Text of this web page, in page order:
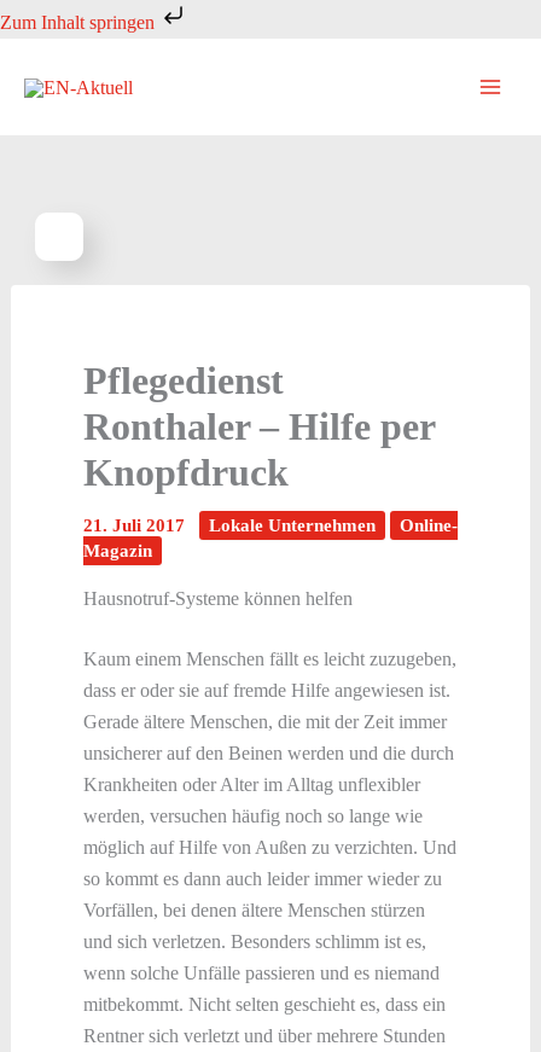
Zum Inhalt springen
Zum
springen
Pflegedienst
Ronthaler – Hilfe per
Knopfdruck
21. Juli 2017 Lokale Unternehmen
Online-
Magazin
Hausnotruf-Systeme können helfen
Kaum einem Menschen fällt es leicht zuzugeben,
dass er oder sie auf fremde Hilfe angewiesen ist.
Gerade ältere Menschen, die mit der Zeit immer
unsicherer auf den Beinen werden und die durch
Krankheiten oder Alter im Alltag unflexibler
werden, versuchen häufig noch so lange wie
möglich auf Hilfe von Außen zu verzichten. Und
so kommt es dann auch leider immer wieder zu
Vorfällen, bei denen ältere Menschen stürzen
und sich verletzen. Besonders schlimm ist es,
wenn solche Unfälle passieren und es niemand
mitbekommt. Nicht selten geschieht es, dass ein
Rentner sich verletzt und über mehrere Stunden